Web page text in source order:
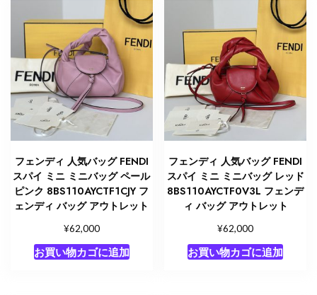
フェンディ 人気バッグ FENDI
スパイ ミニ ミニバッグ ペール
ピンク 8BS110AYCTF1CJY フ
ェンディ バッグ アウトレット
¥62,000
お買い物カゴに追加
フェンディ 人気バッグ FENDI
スパイ ミニ ミニバッグ レッド
8BS110AYCTF0V3L フェンデ
ィ バッグ アウトレット
¥62,000
お買い物カゴに追加